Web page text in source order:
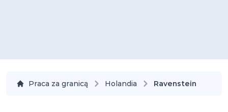
Praca za granicą Holandia Ravenstein